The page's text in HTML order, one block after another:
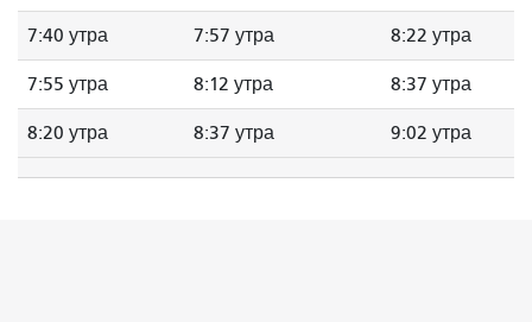
7:40 утра 7:57 утра 8:22 утра
7:55 утра 8:12 утра 8:37 утра
8:20 утра 8:37 утра 9:02 утра